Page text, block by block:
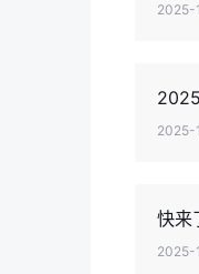
2025-
2025-
快来
2025-